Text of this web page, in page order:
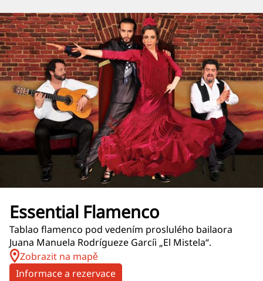
Essential Flamenco
Tablao flamenco pod vedením proslulého bailaora
Juana Manuela Rodrígueze Garcíi „El Mistela“.
Zobrazit na mapě
Informace a rezervace